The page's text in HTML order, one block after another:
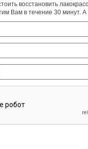
восстановить
Вам в течение 30 минут.